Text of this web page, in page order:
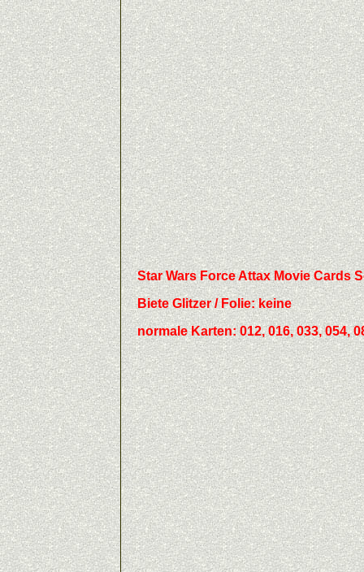
Star Wars Force Attax Movie Cards
BieteGlitzer / Folie:keine
normale Karten: 012, 016, 033, 054,